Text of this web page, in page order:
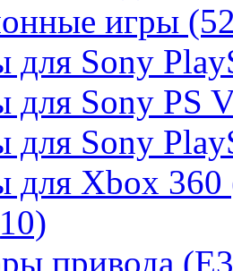
игры
для Sony
для Sony PS
для Sony
для Xbox 360
привода